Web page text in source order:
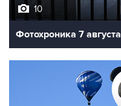
10
Фотохроника 7 августа